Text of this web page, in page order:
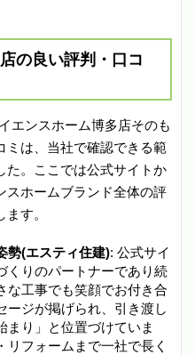
の良い評判・口コ
エンスホーム博多店そのも
ミは、当社で確認できる範
た。ここでは公式サイトか
スホームブランド全体の評
す。
勢(エスティ住建): 公式サイ
くりのパートナーであり続
な工事でも笑顔でお付き合
ージが掲げられ、引き渡し
まり」と位置づけていま
フォームまで一社で長く